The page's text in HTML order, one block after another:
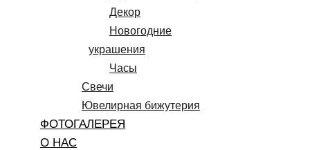
Декор
Новогодние
украшения
Часы
Свечи
Ювелирная бижутерия
ФОТОГАЛЕРЕЯ
О НАС